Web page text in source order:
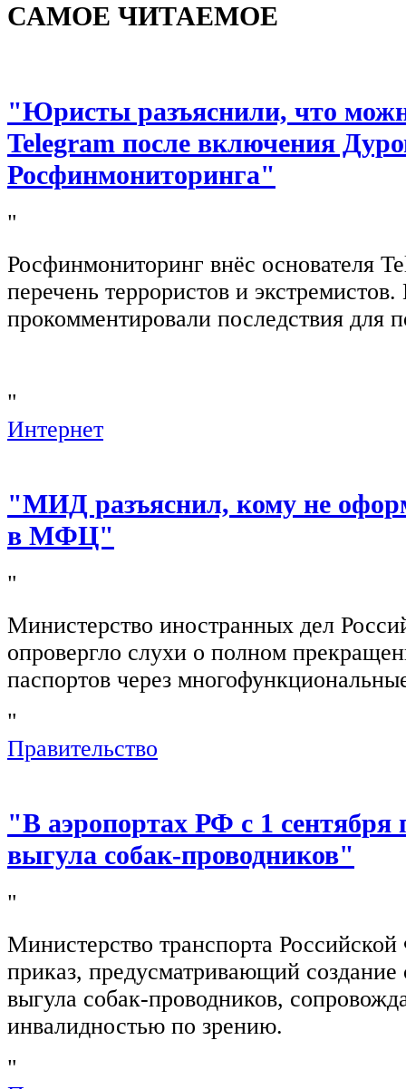
САМОЕ ЧИТАЕМОЕ
"Юристы разъяснили, что
Telegram после включения
Росфинмониторинга"
"
Росфинмониторинг внёс основателя
перечень террористов и
прокомментировали последствия для
"
Интернет
"МИД разъяснил, кому не
в МФЦ"
"
Министерство иностранных дел
опровергло слухи о полном
паспортов через
"
Правительство
"В аэропортах РФ с 1 сентября
выгула собак-проводников"
"
Министерство транспорта
приказ, предусматривающий создание
выгула собак-проводников,
инвалидностью по зрению.
"